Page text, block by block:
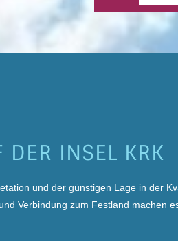
INSEL KRK
und der günstigen Lage in der
Verbindung zum Festland machen